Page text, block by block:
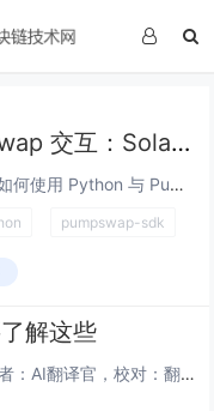
如何使用 Python 与 PumpSwap 交互：Solana 交易开发者指南
在这篇文章中，我将一步一步地向你展示如何使用 Python 与 PumpSwap 交互，它是在 Solana 区块链上的一个快速去中心化交易所 (DEX)。我们将使用新的 pumpswap-sdk，它可以非常容易地： 获取代币价格...
pumpswap-sdk
解这些
原文链接：www.infect3d.xyz/blog... 译者：AI翻译官，校对：翻译小组 本文链接：htzkw.com … 介绍 一点故事 和大多数没有专业软件开发背景的 Web3 安全研究人员...